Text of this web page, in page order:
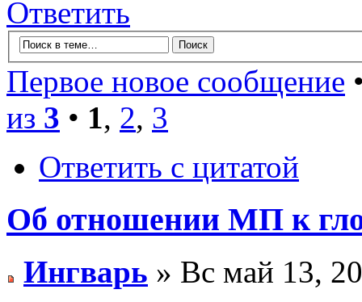
Ответить
Первое новое сообщение
из 3 • 1, 2, 3
Ответить с цитатой
Об отношении МП к
Ингварь » Вс май 13,